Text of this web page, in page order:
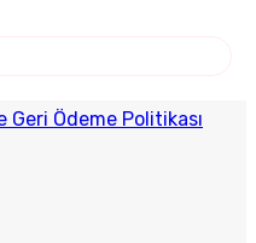
Geri Ödeme Politikası